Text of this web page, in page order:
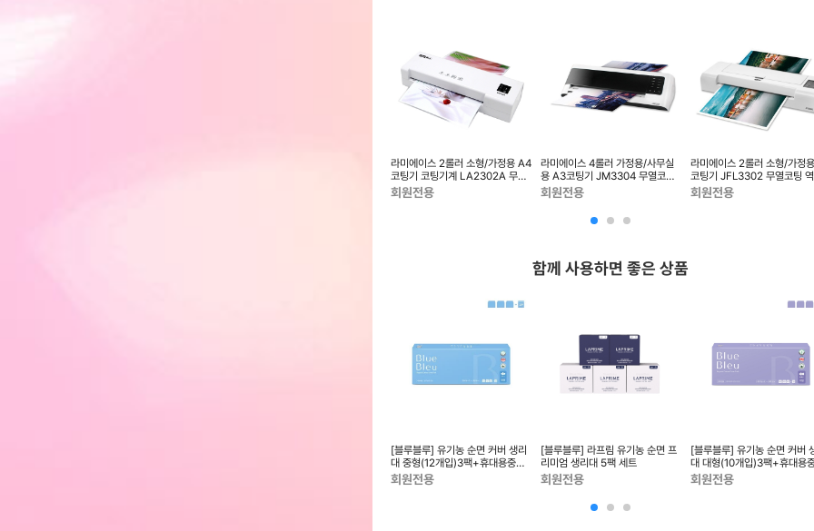
소재지
라미에이스 2롤러 소형/가정용 A4
코팅기 코팅기계 LA2302A 무열
코팅 용지걸림...
회원전용
라미에이스 4롤러 가정용/사무실
용 A3코팅기 JM3304 무열코팅
역회전 용지걸림...
회원전용
라미에이스 2롤러 소형/가정
코팅기 JFL3302 무열코팅
전 용지걸림제...
회원전용
함께 사용하면 좋은 상품
[블루블루] 유기농 순면 커버 생리
대 중형(12개입)3팩+휴대용중형
(2P)1팩 세트
회원전용
[블루블루] 라프림 유기농 순면 프
리미엄 생리대 5팩 세트
회원전용
[블루블루] 유기농 순면 커버
대 대형(10개입)3팩+휴대용
(2P)1팩 세트 ...
회원전용